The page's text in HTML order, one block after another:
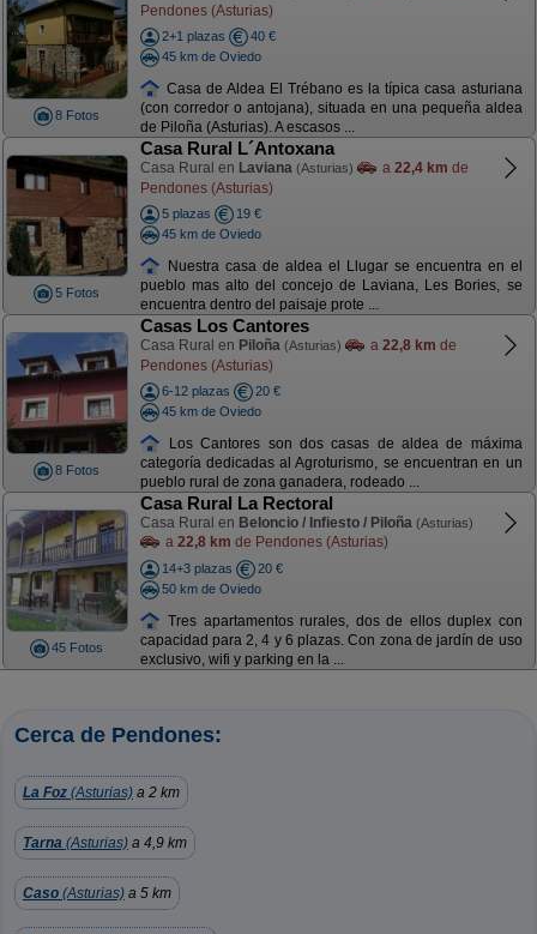
8 Fotos
Pendones (Asturias)
2+1 plazas
40 €
45 km de Oviedo
Casa de Aldea El Trébano es la típica casa asturiana
(con corredor o antojana), situada en una pequeña aldea
de Piloña (Asturias). A escasos ...
5 Fotos
Casa Rural L´Antoxana
Casa Rural en Laviana (Asturias) a 22,4 km de
Pendones (Asturias)
5 plazas
19 €
45 km de Oviedo
Nuestra casa de aldea el Llugar se encuentra en el
pueblo mas alto del concejo de Laviana, Les Bories, se
encuentra dentro del paisaje prote ...
8 Fotos
Casas Los Cantores
Casa Rural en Piloña (Asturias) a 22,8 km de
Pendones (Asturias)
6-12 plazas
20 €
45 km de Oviedo
Los Cantores son dos casas de aldea de máxima
categoría dedicadas al Agroturismo, se encuentran en un
pueblo rural de zona ganadera, rodeado ...
45 Fotos
Casa Rural La Rectoral
Casa Rural en Beloncio / Infiesto / Piloña (Asturias)
a 22,8 km de Pendones (Asturias)
14+3 plazas
20 €
50 km de Oviedo
Tres apartamentos rurales, dos de ellos duplex con
capacidad para 2, 4 y 6 plazas. Con zona de jardín de uso
exclusivo, wifi y parking en la ...
Cerca de Pendones:
La Foz (Asturias) a 2 km
Tarna (Asturias) a 4,9 km
Caso (Asturias) a 5 km